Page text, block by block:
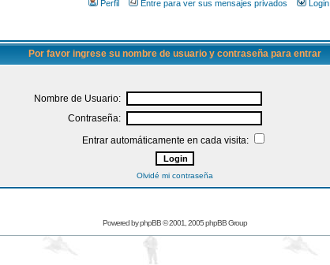
Perfil Entre para ver sus mensajes privados Login
Por favor ingrese su nombre de usuario y contraseña para entrar
Nombre de Usuario:
Contraseña:
Entrar automáticamente en cada visita:
Olvidé mi contraseña
Powered byphpBB© 2001, 2005 phpBB Group